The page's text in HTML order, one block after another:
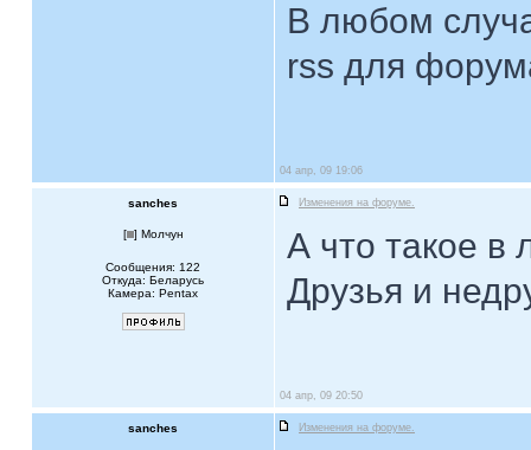
В любом
rss для
04 апр, 09 19:06
sanches Изменения на форуме.
[ ] Молчун
Сообщения: 122
Откуда: Беларусь
Камера: Pentax
А что такое в
Друзья и
04 апр, 09 20:50
sanches Изменения на форуме.